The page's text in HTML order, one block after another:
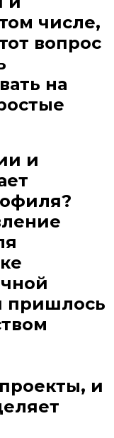
числе,
вопрос
на
и
пришлось
и